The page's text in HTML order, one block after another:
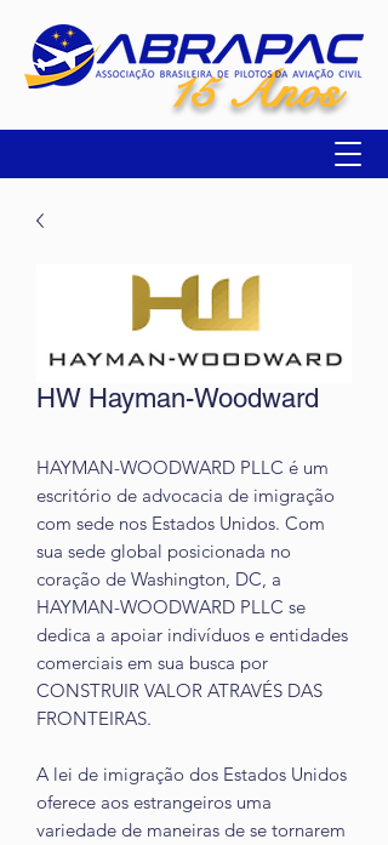
15 Anos
HW Hayman-Woodward
HAYMAN-WOODWARD PLLC é um
escritório de advocacia de imigração
com sede nos Estados Unidos. Com
sua sede global posicionada no
coração de Washington, DC, a
HAYMAN-WOODWARD PLLC se
dedica a apoiar indivíduos e entidades
comerciais em sua busca por
CONSTRUIR VALOR ATRAVÉS DAS
FRONTEIRAS.
A lei de imigração dos Estados Unidos
oferece aos estrangeiros uma
variedade de maneiras de se tornarem